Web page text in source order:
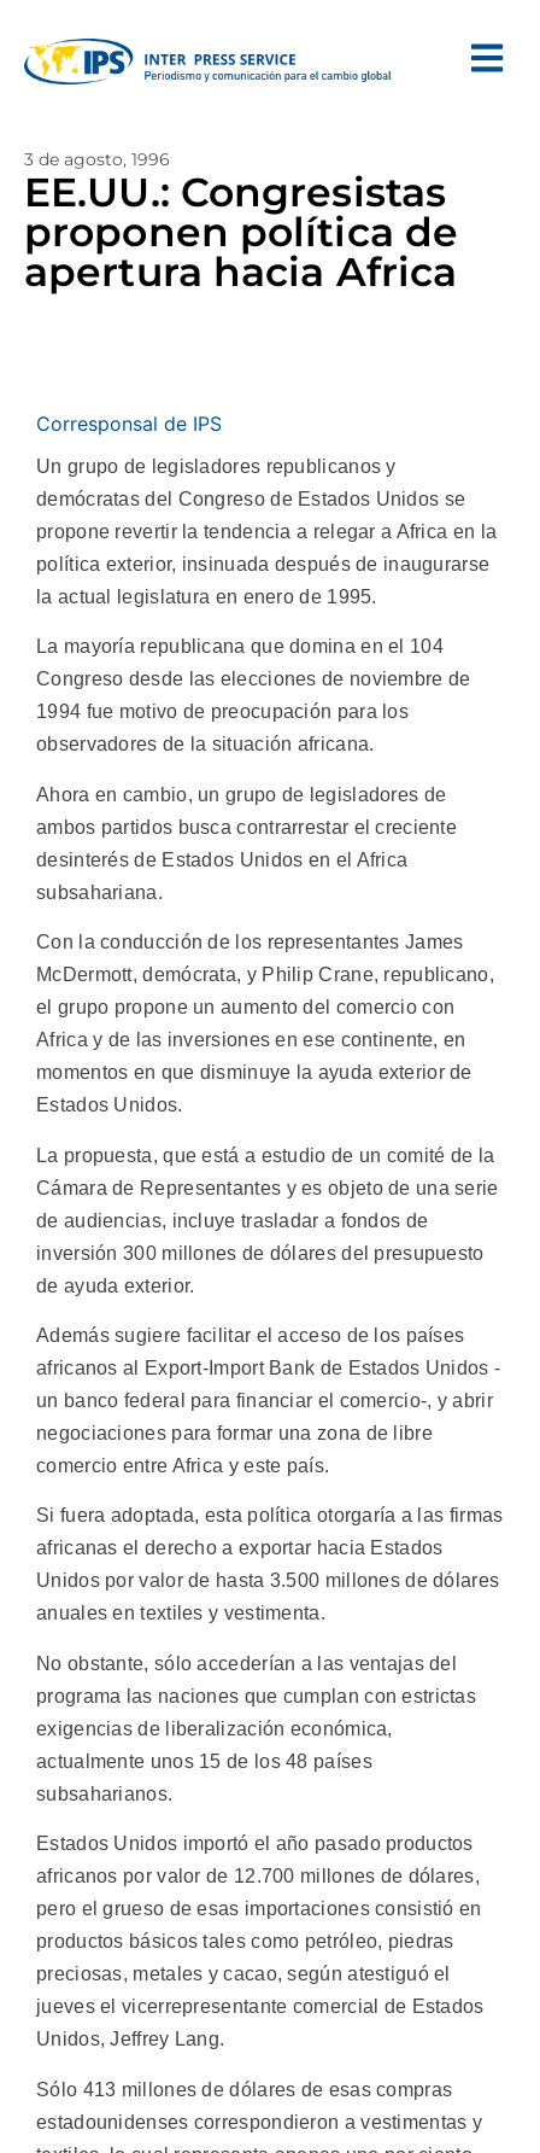
3 de agosto, 1996
EE.UU.: Congresistas
proponen política de
apertura hacia Africa
Corresponsal de IPS
Un grupo de legisladores republicanos y
demócratas del Congreso de Estados Unidos se
propone revertir la tendencia a relegar a Africa en la
política exterior, insinuada después de inaugurarse
la actual legislatura en enero de 1995.
La mayoría republicana que domina en el 104
Congreso desde las elecciones de noviembre de
1994 fue motivo de preocupación para los
observadores de la situación africana.
Ahora en cambio, un grupo de legisladores de
ambos partidos busca contrarrestar el creciente
desinterés de Estados Unidos en el Africa
subsahariana.
Con la conducción de los representantes James
McDermott, demócrata, y Philip Crane, republicano,
el grupo propone un aumento del comercio con
Africa y de las inversiones en ese continente, en
momentos en que disminuye la ayuda exterior de
Estados Unidos.
La propuesta, que está a estudio de un comité de la
Cámara de Representantes y es objeto de una serie
de audiencias, incluye trasladar a fondos de
inversión 300 millones de dólares del presupuesto
de ayuda exterior.
Además sugiere facilitar el acceso de los países
africanos al Export-Import Bank de Estados Unidos -
un banco federal para financiar el comercio-, y abrir
negociaciones para formar una zona de libre
comercio entre Africa y este país.
Si fuera adoptada, esta política otorgaría a las firmas
africanas el derecho a exportar hacia Estados
Unidos por valor de hasta 3.500 millones de dólares
anuales en textiles y vestimenta.
No obstante, sólo accederían a las ventajas del
programa las naciones que cumplan con estrictas
exigencias de liberalización económica,
actualmente unos 15 de los 48 países
subsaharianos.
Estados Unidos importó el año pasado productos
africanos por valor de 12.700 millones de dólares,
pero el grueso de esas importaciones consistió en
productos básicos tales como petróleo, piedras
preciosas, metales y cacao, según atestiguó el
jueves el vicerrepresentante comercial de Estados
Unidos, Jeffrey Lang.
Sólo 413 millones de dólares de esas compras
estadounidenses correspondieron a vestimentas y